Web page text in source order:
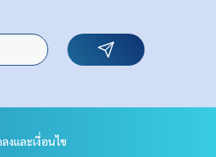
งและเงื่อนไข